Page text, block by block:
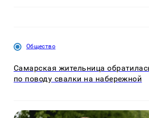
Общество
Самарская жительница
по поводу свалки на набережной